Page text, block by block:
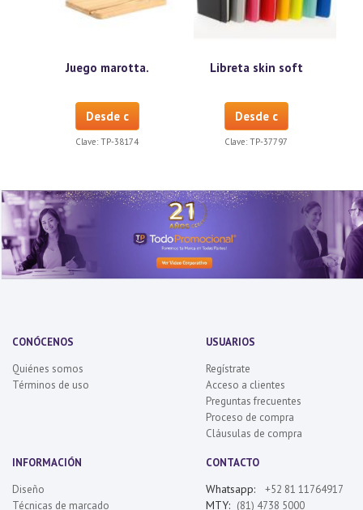
Juego marotta.
Desde c
Clave: TP-38174
Libreta skin soft
Desde c
Clave: TP-37797
CONÓCENOS
Quiénes somos
Términos de uso
USUARIOS
Regístrate
Acceso a clientes
Preguntas frecuentes
Proceso de compra
Cláusulas de compra
INFORMACIÓN
Diseño
Técnicas de marcado
CONTACTO
Whatsapp: +52 81 11764917
MTY: (81) 4738 5000